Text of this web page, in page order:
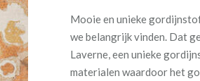
Mooie en unieke
we belangrijk vinden. Dat
Laverne, een unieke
materialen waardoor het